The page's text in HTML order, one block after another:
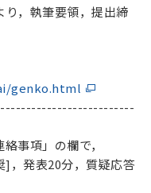
，執筆要領，提出締
genko.html
事項」の欄で，
]，発表20分，質疑応答